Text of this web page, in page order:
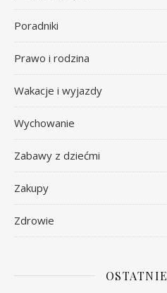
Poradniki
Prawo i rodzina
Wakacje i wyjazdy
Wychowanie
Zabawy z dziećmi
Zakupy
Zdrowie